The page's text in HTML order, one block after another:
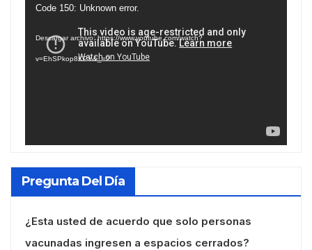
Reproductor
vídeo
Code 150: Unknown error.
Descargar archivo: https://www.youtube.com/watch?
v=EhSPkop8KPY&_=2
Pregunta Del Día
¿Esta usted de acuerdo que solo personas
vacunadas ingresen a espacios cerrados?